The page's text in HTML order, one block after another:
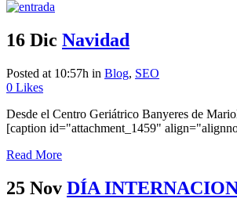
16 Dic Navidad
Posted at 10:57h in Blog, SEO
0 Likes
Desde el Centro Geriátrico Banyeres de
[caption id="attachment_1459"
Read More
25 Nov DÍA